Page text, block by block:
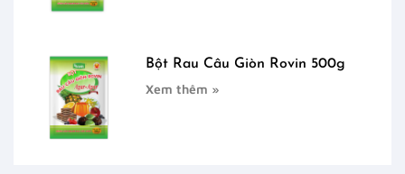
Bột Rau Câu Giòn Rovin 500g
Xem thêm »